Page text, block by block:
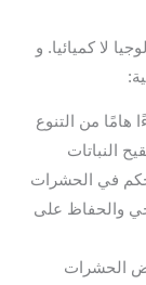
لا كميائيا. و
هامًا من التنوع
النباتات
في الحشرات
والحفاظ على
الحشرات